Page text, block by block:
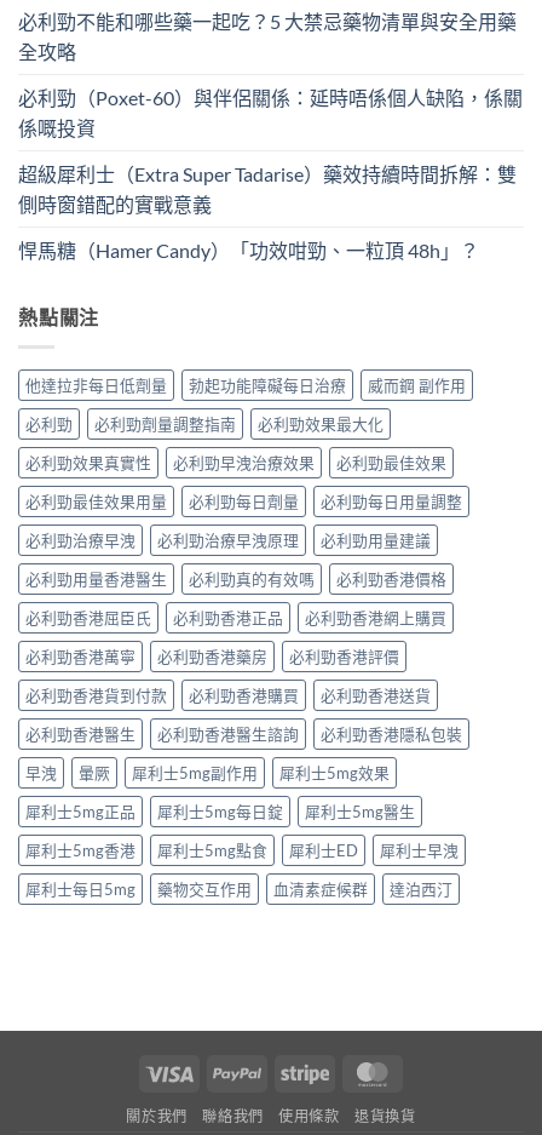
必利勁不能和哪些藥一起吃？5 大禁忌藥物清單與安全用藥
全攻略
必利勁（Poxet-60）與伴侶關係：延時唔係個人缺陷，係關
係嘅投資
超級犀利士（Extra Super Tadarise）藥效持續時間拆解：雙
側時窗錯配的實戰意義
悍馬糖（Hamer Candy）「功效咁勁、一粒頂 48h」？
熱點關注
他達拉非每日低劑量 勃起功能障礙每日治療
威而鋼 副作用
必利勁
必利勁劑量調整指南
必利勁效果最大化
必利勁效果真實性
必利勁早洩治療效果
必利勁最佳效果
必利勁最佳效果用量
必利勁每日劑量
必利勁每日用量調整
必利勁治療早洩
必利勁治療早洩原理
必利勁用量建議
必利勁用量香港醫生
必利勁真的有效嗎
必利勁香港價格
必利勁香港屈臣氏
必利勁香港正品
必利勁香港網上購買
必利勁香港萬寧
必利勁香港藥房
必利勁香港評價
必利勁香港貨到付款
必利勁香港購買
必利勁香港送貨
必利勁香港醫生
必利勁香港醫生諮詢
必利勁香港隱私包裝
早洩
暈厥 犀利士5mg副作用
犀利士5mg效果
犀利士5mg正品
犀利士5mg每日錠
犀利士5mg醫生
犀利士5mg香港
犀利士5mg點食 犀利士ED
犀利士早洩
犀利士每日5mg
藥物交互作用 血清素症候群 達泊西汀
Visa PayPal Stripe
關於我們 聯絡我們 使用條款 退貨換貨